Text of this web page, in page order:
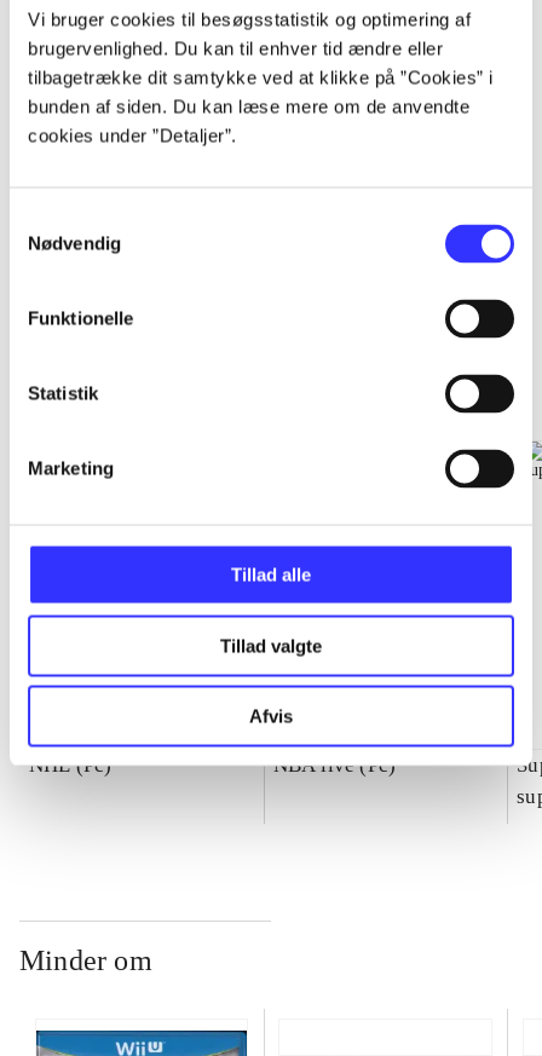
Vi bruger cookies til besøgsstatistik og optimering af
brugervenlighed. Du kan til enhver tid ændre eller
tilbagetrække dit samtykke ved at klikke på ”Cookies” i
bunden af siden. Du kan læse mere om de anvendte
cookies under ”Detaljer”.
Nødvendig
Funktionelle
Statistik
Marketing
Tillad alle
Tillad valgte
Afvis
...
Gå til serien
NHL (Pc) NBA live (Pc)
Minder om